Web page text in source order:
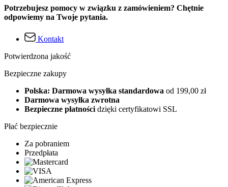
Potrzebujesz pomocy w związku z zamówieniem? Chętnie
odpowiemy na Twoje pytania.
Kontakt
Potwierdzona jakość
Bezpieczne zakupy
Polska: Darmowa wysyłka standardowa od 199,00 zł
Darmowa wysyłka zwrotna
Bezpieczne płatności dzięki certyfikatowi SSL
Płać bezpiecznie
Za pobraniem
Przedpłata